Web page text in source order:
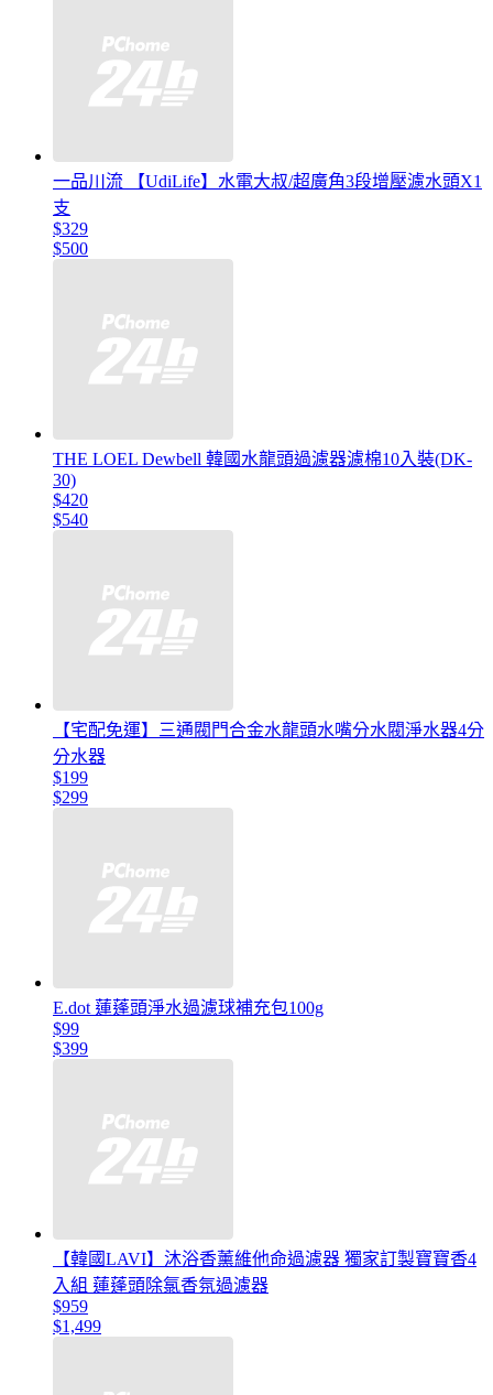
一品川流 【UdiLife】水電大叔/超廣角3段增壓濾水頭X1
支
$329
$500
THE LOEL Dewbell 韓國水龍頭過濾器濾棉10入裝(DK-
30)
$420
$540
【宅配免運】三通閥門合金水龍頭水嘴分水閥淨水器4分
分水器
$199
$299
E.dot 蓮蓬頭淨水過濾球補充包100g
$99
$399
【韓國LAVI】沐浴香薰維他命過濾器 獨家訂製寶寶香4
入組 蓮蓬頭除氯香氛過濾器
$959
$1,499